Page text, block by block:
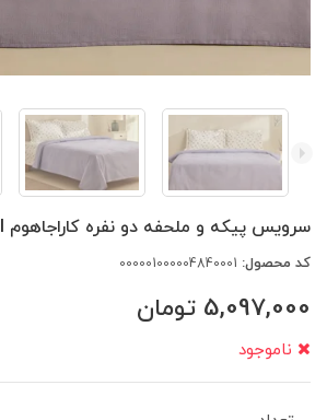
سرویس پیکه و ملحفه دو نفره کاراجاهوم Joy Coastal بنفش
کد محصول:
5,097,000 تومان
ناموجود